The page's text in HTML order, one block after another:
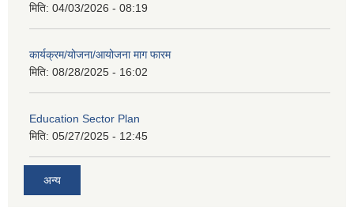
मिति: 04/03/2026 - 08:19
कार्यक्रम/योजना/आयोजना माग फारम
मिति: 08/28/2025 - 16:02
Education Sector Plan
मिति: 05/27/2025 - 12:45
अन्य